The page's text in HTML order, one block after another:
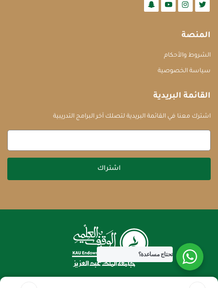
تحتاج مساعدة؟
المنصة
الشروط والأحكام
سياسة الخصوصية
القائمة البريدية
اشترك معنا في القائمة البريدية لتصلك آخر البرامج التدريبية
اشتراك